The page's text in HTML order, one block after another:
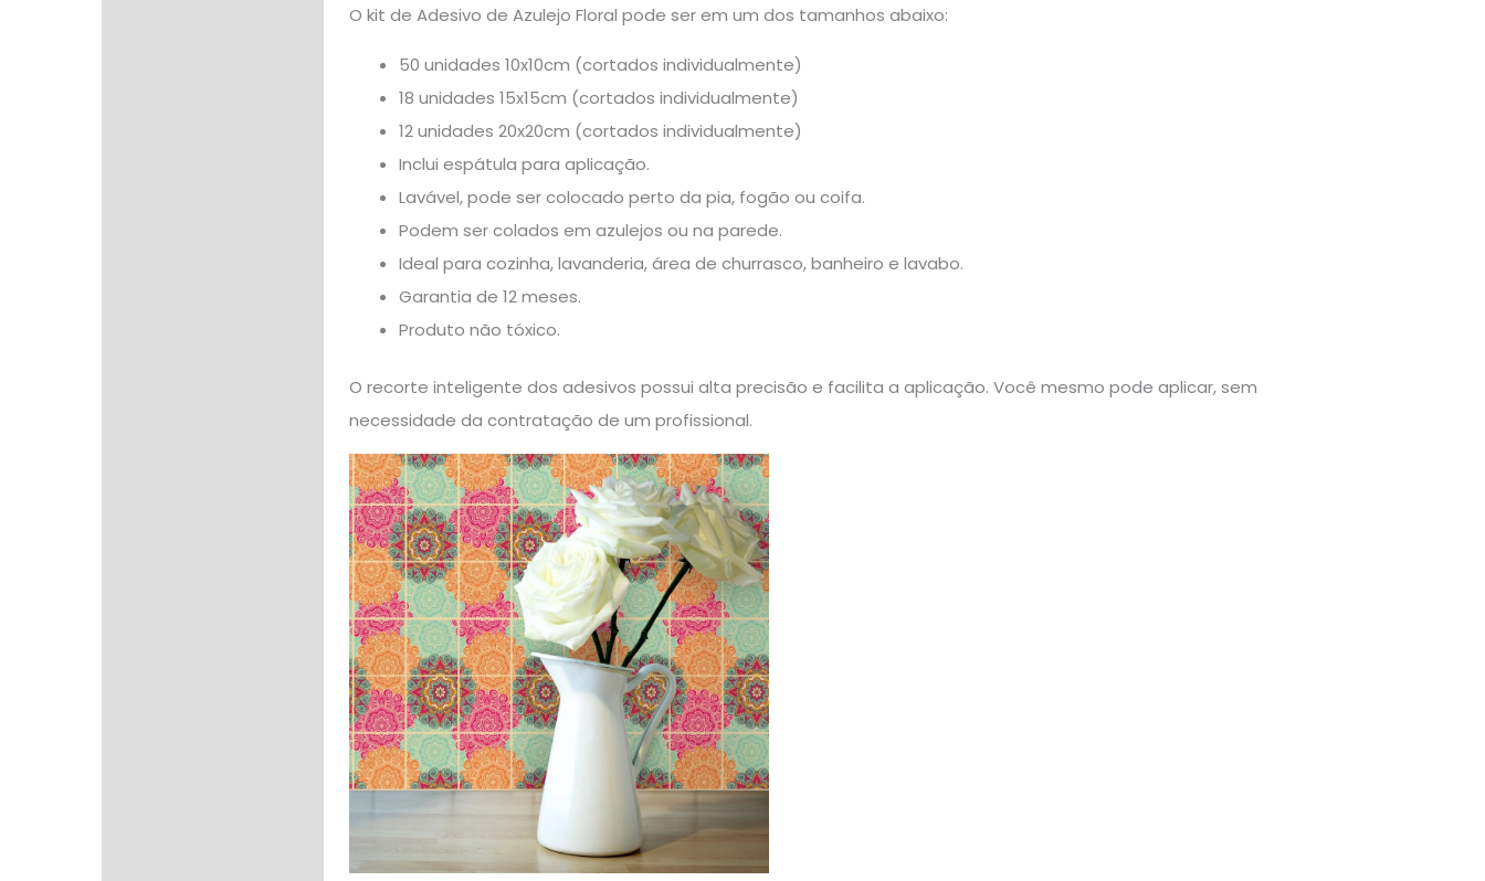
O kit de Adesivo de Azulejo Floral pode ser em um dos tamanhos abaixo:
50 unidades 10x10cm (cortados individualmente)
18 unidades 15x15cm (cortados individualmente)
12 unidades 20x20cm (cortados individualmente)
Inclui espátula para aplicação.
Lavável, pode ser colocado perto da pia, fogão ou coifa.
Podem ser colados em azulejos ou na parede.
Ideal para cozinha, lavanderia, área de churrasco, banheiro e lavabo.
Garantia de 12 meses.
Produto não tóxico.
O recorte inteligente dos adesivos possui alta precisão e facilita a aplicação. Você mesmo pode aplicar, sem
necessidade da contratação de um profissional.